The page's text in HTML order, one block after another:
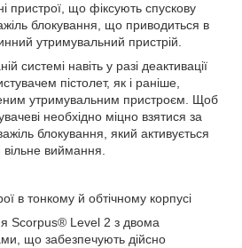
пристрої, що фіксують спускову
блокування, що приводиться в
утримувальний пристрій.
системі навіть у разі деактивації
пістолет, як і раніше,
утримувальним пристроєм. Щоб
необхідно міцно взятися за
блокування, який активується
вільне виймання.
в тонкому й обтічному корпусі
Scorpus® Level 2 з двома
що забезпечують дійсно